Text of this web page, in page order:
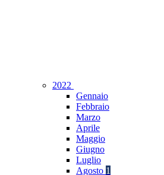
2022
Gennaio
Febbraio
Marzo
Aprile
Maggio
Giugno
Luglio
Agosto 1